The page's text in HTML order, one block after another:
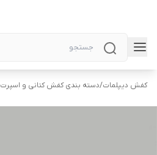
کفش دیپلمات/دسته بندی کفش کتانی و اسپرت